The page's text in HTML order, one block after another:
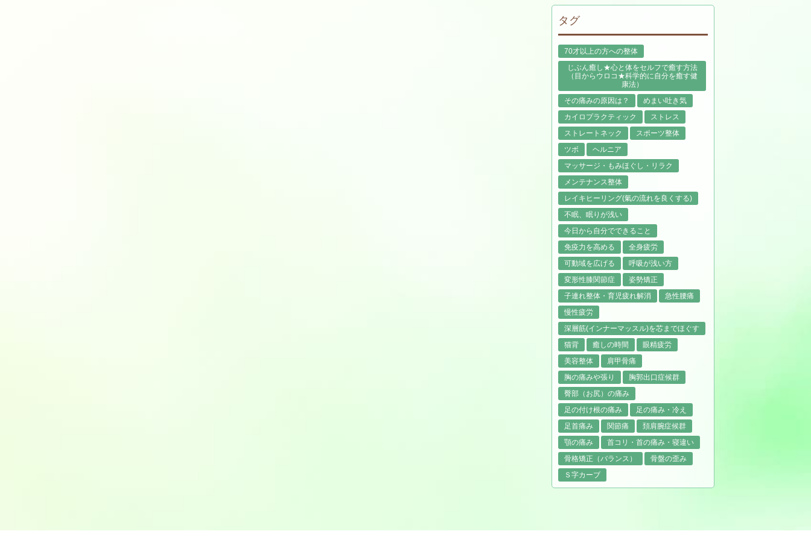
タグ
70才以上の方への整体
じぶん癒し★心と体をセルフで癒す方法
（目からウロコ★科学的に自分を癒す健
康法）
その痛みの原因は？
めまい吐き気
カイロプラクティック
ストレス
ストレートネック
スポーツ整体
ツボ
ヘルニア
マッサージ・もみほぐし・リラク
メンテナンス整体
レイキヒーリング(氣の流れを良くする)
不眠、眠りが浅い
今日から自分でできること
免疫力を高める
全身疲労
可動域を広げる
呼吸が浅い方
変形性膝関節症
姿勢矯正
子連れ整体・育児疲れ解消
急性腰痛
慢性疲労
深層筋(インナーマッスル)を芯までほぐす
猫背
癒しの時間
眼精疲労
美容整体
肩甲骨痛
胸の痛みや張り
胸郭出口症候群
臀部（お尻）の痛み
足の付け根の痛み
足の痛み・冷え
足首痛み
関節痛
頚肩腕症候群
顎の痛み
首コリ・首の痛み・寝違い
骨格矯正（バランス）
骨盤の歪み
Ｓ字カーブ